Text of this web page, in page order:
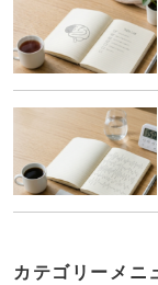
カテゴリーメニ